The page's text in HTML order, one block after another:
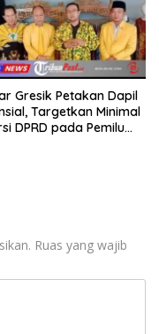
Gresik Petakan Dapil
Targetkan Minimal
DPRD pada Pemilu
Ruas yang wajib